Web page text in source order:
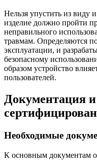
Нельзя упустить из виду
изделие должно пройти
неправильного
травмам. Определяются
эксплуатации, и
безопасному
образом устройство
пользователей.
Документация
Необходимые
К основным документам